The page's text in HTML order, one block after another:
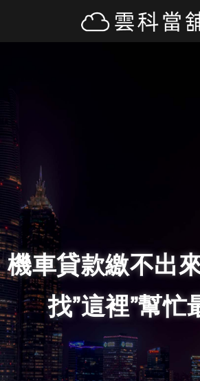
機車貸款繳不出
找”這裡”幫忙